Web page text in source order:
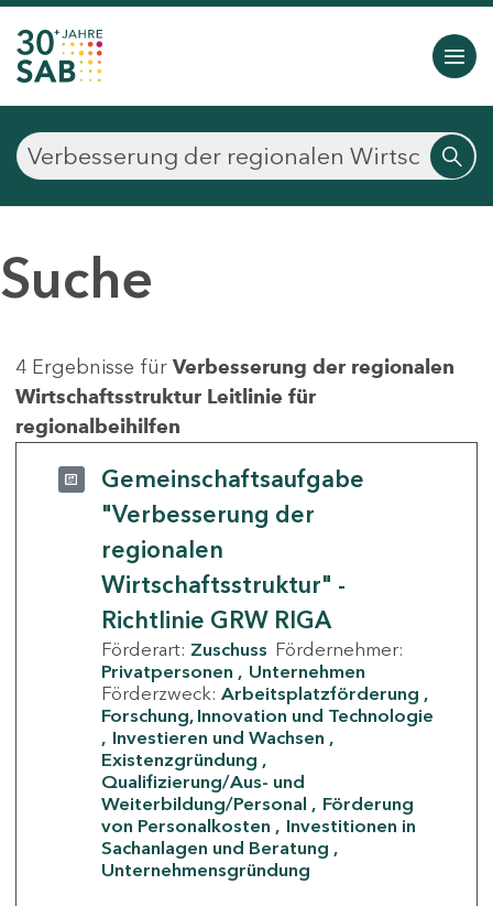
Suche
4 Ergebnisse für Verbesserung der regionalen
Wirtschaftsstruktur Leitlinie für
regionalbeihilfen
Gemeinschaftsaufgabe
"Verbesserung der
regionalen
Wirtschaftsstruktur" -
Richtlinie GRW RIGA
Förderart: Zuschuss Fördernehmer:
Privatpersonen
Unternehmen
Förderzweck: Arbeitsplatzförderung
Forschung, Innovation und Technologie
Investieren und Wachsen
Existenzgründung
Qualifizierung/Aus- und
Weiterbildung/Personal
Förderung
von Personalkosten
Investitionen in
Sachanlagen und Beratung
Unternehmensgründung